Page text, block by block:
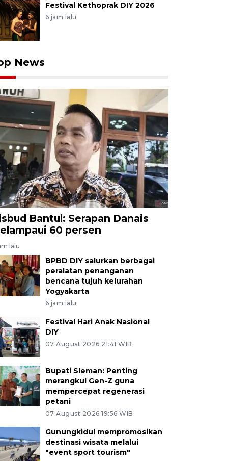
Festival Kethoprak DIY 2026
6 jam lalu
News
Bantul: Serapan Danais
60 persen
lalu
BPBD DIY salurkan berbagai
peralatan penanganan
bencana tujuh kelurahan
Yogyakarta
6 jam lalu
Festival Hari Anak Nasional
DIY
07 August 2026 21:41 WIB
Bupati Sleman: Penting
merangkul Gen-Z guna
mempercepat regenerasi
petani
07 August 2026 19:56 WIB
Gunungkidul mempromosikan
destinasi wisata melalui
"event sport tourism"